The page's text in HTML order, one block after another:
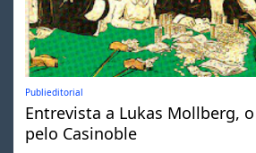
Publieditorial
Entrevista a Lukas Mollberg,
pelo Casinoble